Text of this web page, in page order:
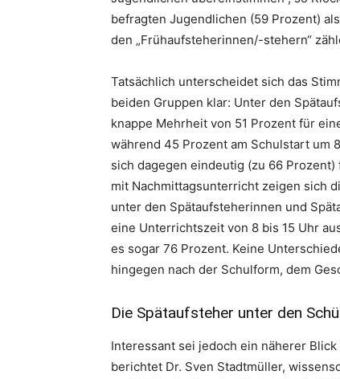
befragten Jugendlichen (59 Prozent)
den „Frühaufsteherinnen/-stehern“
Tatsächlich unterscheidet sich das
beiden Gruppen klar: Unter den
knappe Mehrheit von 51 Prozent für
während 45 Prozent am Schulstart um
sich dagegen eindeutig (zu 66
mit Nachmittagsunterricht zeigen sich
unter den Spätaufsteherinnen und
eine Unterrichtszeit von 8 bis 15 Uhr
es sogar 76 Prozent. Keine
hingegen nach der Schulform, dem
Die Spätaufsteher unter den
Interessant sei jedoch ein näherer
berichtet Dr. Sven Stadtmüller,